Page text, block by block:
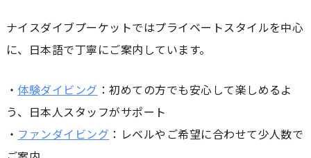
ナイスダイブプーケットではプライベートスタイルを中心
に、日本語で丁寧にご案内しています。
・ 体験ダイビング ：初めての方でも安心して楽しめるよ
う、日本人スタッフがサポート
・ ファンダイビング ：レベルやご希望に合わせて少人数で